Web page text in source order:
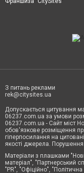
З питань реклами
rek@citysites.ua
Допускається цитування
06237.com.ua за умови
06237.com.ua - Сайт міст
обов'язкове розміщення
гіперпосилання на
якості джерела.
Матеріали з плашками
матеріал", "Партнерський
"PR", "Офіційно",